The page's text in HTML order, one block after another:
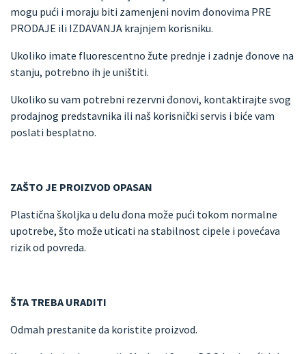
mogu pući i moraju biti zamenjeni novim đonovima PRE
PRODAJE ili IZDAVANJA krajnjem korisniku.
Ukoliko imate fluorescentno žute prednje i zadnje đonove na
stanju, potrebno ih je uništiti.
Ukoliko su vam potrebni rezervni đonovi, kontaktirajte svog
prodajnog predstavnika ili naš korisnički servis i biće vam
poslati besplatno.
ZAŠTO JE PROIZVOD OPASAN
Plastična školjka u delu đona može pući tokom normalne
upotrebe, što može uticati na stabilnost cipele i povećava
rizik od povreda.
ŠTA TREBA URADITI
Odmah prestanite da koristite proizvod.